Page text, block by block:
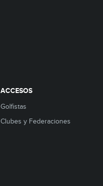
ACCESOS
Golfistas
Clubes y Federaciones